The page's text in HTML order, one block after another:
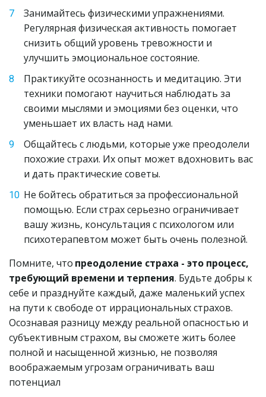
Занимайтесь физическими упражнениями.
Регулярная физическая активность помогает
снизить общий уровень тревожности и
улучшить эмоциональное состояние.
Практикуйте осознанность и медитацию. Эти
техники помогают научиться наблюдать за
своими мыслями и эмоциями без оценки, что
уменьшает их власть над нами.
Общайтесь с людьми, которые уже преодолели
похожие страхи. Их опыт может вдохновить вас
и дать практические советы.
Не бойтесь обратиться за профессиональной
помощью. Если страх серьезно ограничивает
вашу жизнь, консультация с психологом или
психотерапевтом может быть очень полезной.
Помните, что преодоление страха - это процесс,
требующий времени и терпения. Будьте добры к
себе и празднуйте каждый, даже маленький успех
на пути к свободе от иррациональных страхов.
Осознавая разницу между реальной опасностью и
субъективным страхом, вы сможете жить более
полной и насыщенной жизнью, не позволяя
воображаемым угрозам ограничивать ваш
потенциал